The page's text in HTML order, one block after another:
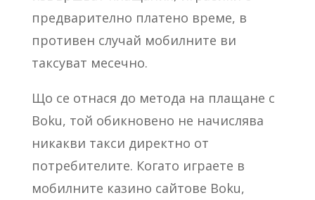
предварително платено време, в
противен случай мобилните ви
таксуват месечно.
Що се отнася до метода на плащане с
Boku, той обикновено не начислява
никакви такси директно от
потребителите. Когато играете в
мобилните казино сайтове Boku,